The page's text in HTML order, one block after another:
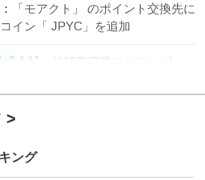
「モアクト」 のポイント交換先に
イン「 JPYC」を追加
会社
信託型円建てステーブル
ング